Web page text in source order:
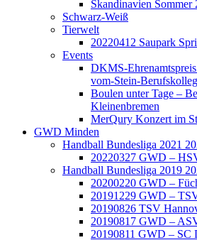
Skandinavien Sommer
Schwarz-Weiß
Tierwelt
20220412 Saupark
Events
DKMS-
vom-Stein-Berufskolleg
Boulen unter Tage –
Kleinenbremen
MerQury Konzert im
GWD Minden
Handball Bundesliga 2021
20220327 GWD –
Handball Bundesliga 2019
20200220 GWD –
20191229 GWD –
20190826 TSV
20190817 GWD –
20190811 GWD –